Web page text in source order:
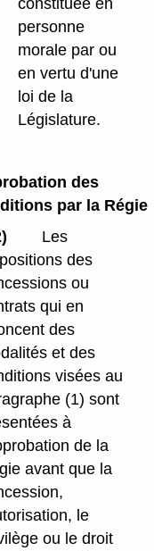
personne
morale par ou
en vertu d'une
loi de la
Législature.
des
par la Régie
Les
des
ou
qui en
des
et des
visées au
(1) sont
à
de la
avant que la
le
ou le droit